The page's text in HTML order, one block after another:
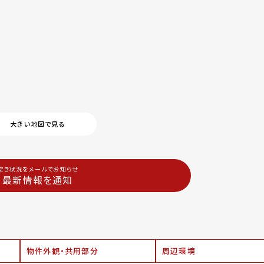
大きい地図で見る
き状況をメールでお知らせ
最新情報を通知
物件外観・共用部分 周辺環境